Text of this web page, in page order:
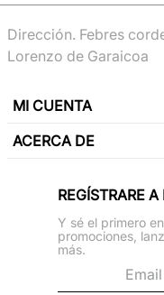
Dirección. Febres
Lorenzo de Garaicoa
MI CUENTA
ACERCA DE
REGÍSTRARE
Y sé el primero
promociones,
más.